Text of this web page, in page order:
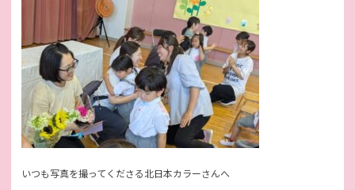
いつも写真を撮ってくださる北日本カラーさんへ